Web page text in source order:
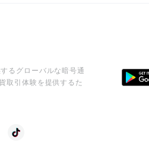
るグローバルな暗号通
取引体験を提供するた